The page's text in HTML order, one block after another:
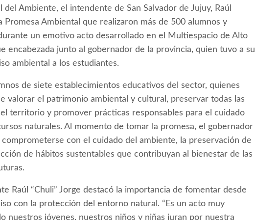
Ambiente, el intendente de San Salvador de Jujuy, Raúl
Promesa Ambiental que realizaron más de 500 alumnos y
un emotivo acto desarrollado en el Multiespacio de Alto
encabezada junto al gobernador de la provincia, quien tuvo a su
ambiental a los estudiantes.
de siete establecimientos educativos del sector, quienes
valorar el patrimonio ambiental y cultural, preservar todas las
territorio y promover prácticas responsables para el cuidado
naturales. Al momento de tomar la promesa, el gobernador
con el cuidado del ambiente, la preservación de
de hábitos sustentables que contribuyan al bienestar de las
Raúl “Chuli” Jorge destacó la importancia de fomentar desde
con la protección del entorno natural. “Es un acto muy
nuestros jóvenes, nuestros niños y niñas juran por nuestra